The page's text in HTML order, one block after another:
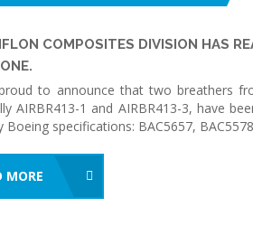
COMPOSITES DIVISION HAS
to announce that two breathers
AIRBR413-1 and AIRBR413-3, have
Boeing specifications: BAC5657,
MORE